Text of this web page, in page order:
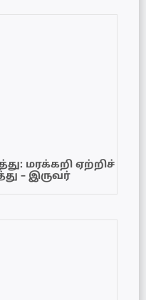
மரக்கறி ஏற்றிச்
– இருவர்